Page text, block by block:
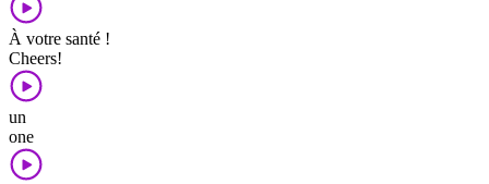
À votre santé !
Cheers!
un
one